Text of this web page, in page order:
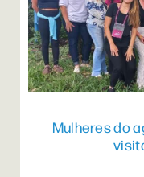
Mulheres do